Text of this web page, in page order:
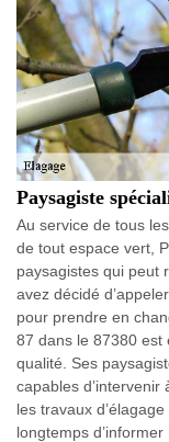
Paysagiste
Au service de tous
de tout espace vert,
paysagistes qui peut
avez décidé
pour prendre en
87 dans le 87380 est
qualité. Ses
capables d’intervenir
les travaux
longtemps